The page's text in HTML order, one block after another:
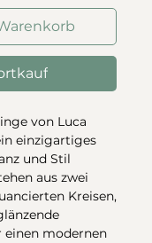
von Luca
einzigartiges
und Stil
aus zwei
Kreisen,
einen modernen